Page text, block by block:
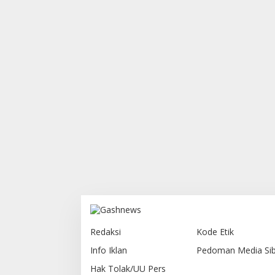
Redaksi
Kode Etik
Info Iklan
Pedoman Media
Hak Tolak/UU Pers